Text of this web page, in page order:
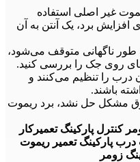
غیر اصلی استفاده
افزایش برد، یک آنتن به آن
طور ناگهانی متوقف می‌شود،
روی جک را بررسی کنید.
درب را تنظیم می‌کنند و
باشند.
مشکل حل نشد، برد ریموت
کنترل پارکینگ تعمیرکار
پارکینگ تعمیر ریموت
زومر